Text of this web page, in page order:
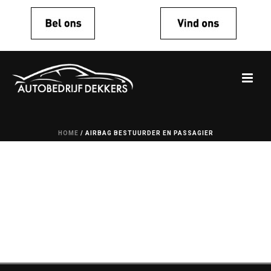
HOME / AIRBAG BESTUURDER EN PASSAGIER